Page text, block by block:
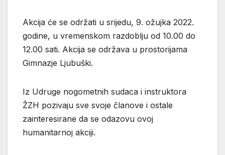
Akcija će se održati u srijedu, 9. ožujka 2022.
godine, u vremenskom razdoblju od 10.00 do
12.00 sati. Akcija se održava u prostorijama
Gimnazje Ljubuški.
Iz Udruge nogometnih sudaca i instruktora
ŽZH pozivaju sve svoje članove i ostale
zainteresirane da se odazovu ovoj
humanitarnoj akciji.